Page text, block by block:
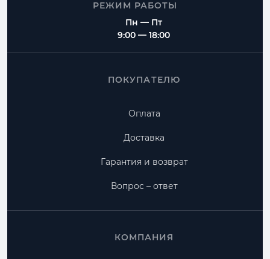
РЕЖИМ РАБОТЫ
Пн — Пт
9:00 — 18:00
ПОКУПАТЕЛЮ
Оплата
Доставка
Гарантия и возврат
Вопрос – ответ
КОМПАНИЯ